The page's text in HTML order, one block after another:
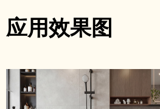
应用效果图